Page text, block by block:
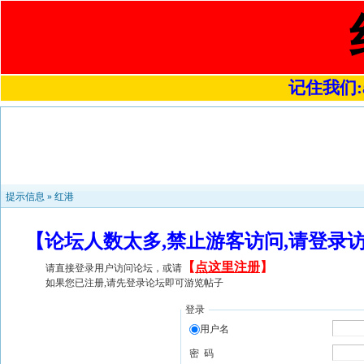
记住我们
提示信息 » 红港
【论坛人数太多,禁止游客访问,请登
请直接登录用户访问论坛，或请 【 点这里注册】
如果您已注册,请先登录论坛即可游览帖子
登录
用户名
密 码